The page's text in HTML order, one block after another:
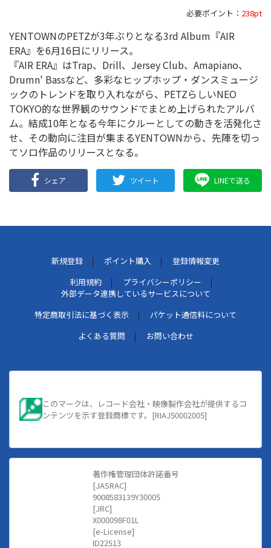
必要ポイント： 238pt
YENTOWNのPETZが3年ぶりとなる3rd Album『AIR
ERA』を6月16日にリリース。
『AIR ERA』はTrap、Drill、Jersey Club、Amapiano、
Drumn' Bassなど、多彩なヒップホップ・ダンスミュージ
ックのトレンドを取り入れながら、PETZらしいNEO
TOKYO的な世界観のサウンドでまとめ上げられたアルバ
ム。結成10年となる今年にクルーとしての動きを活発化さ
せ、その動向に注目が集まるYENTOWNから、先陣を切っ
てソロ作品のリリースとなる。
シェア ツイート LINEで送る
新規登録 ポイント購入
登録情報変更
利用規約
プライバシーポリシー
外部データ連携しているサービスについて
特定商取引法に基づく表示
パケット通信料について
よくある質問
お問い合わせ
このマークは、レコード会社・映像製作会社が提供するコ
ンテンツを示す登録商標です。[RIAJ50002005]
著作権管理団体許諾番号
[JASRAC]
9008583139Y30005
[JRC]
X000098F01L
[e-License]
ID22513